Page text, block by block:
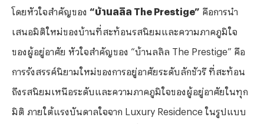
โดยหัวใจสำคัญของ “บ้านลลิล The Prestige” คือการนำ
เสนอมิติใหม่ของบ้านที่สะท้อนรสนิยมและความภาคภูมิใจ
ของผู้อยู่อาศัย หัวใจสำคัญของ “บ้านลลิล The Prestige” คือ
การรังสรรค์นิยามใหม่ของการอยู่อาศัยระดับลักชัวรี ที่สะท้อน
ถึงรสนิยมเหนือระดับและความภาคภูมิใจของผู้อยู่อาศัยในทุก
มิติ ภายใต้แรงบันดาลใจจาก Luxury Residenceในรูปแบบ